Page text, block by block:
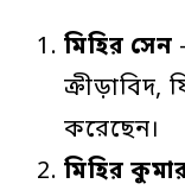
মিহির সেন
ক্রীড়াবিদ,
করেছেন।
মিহির